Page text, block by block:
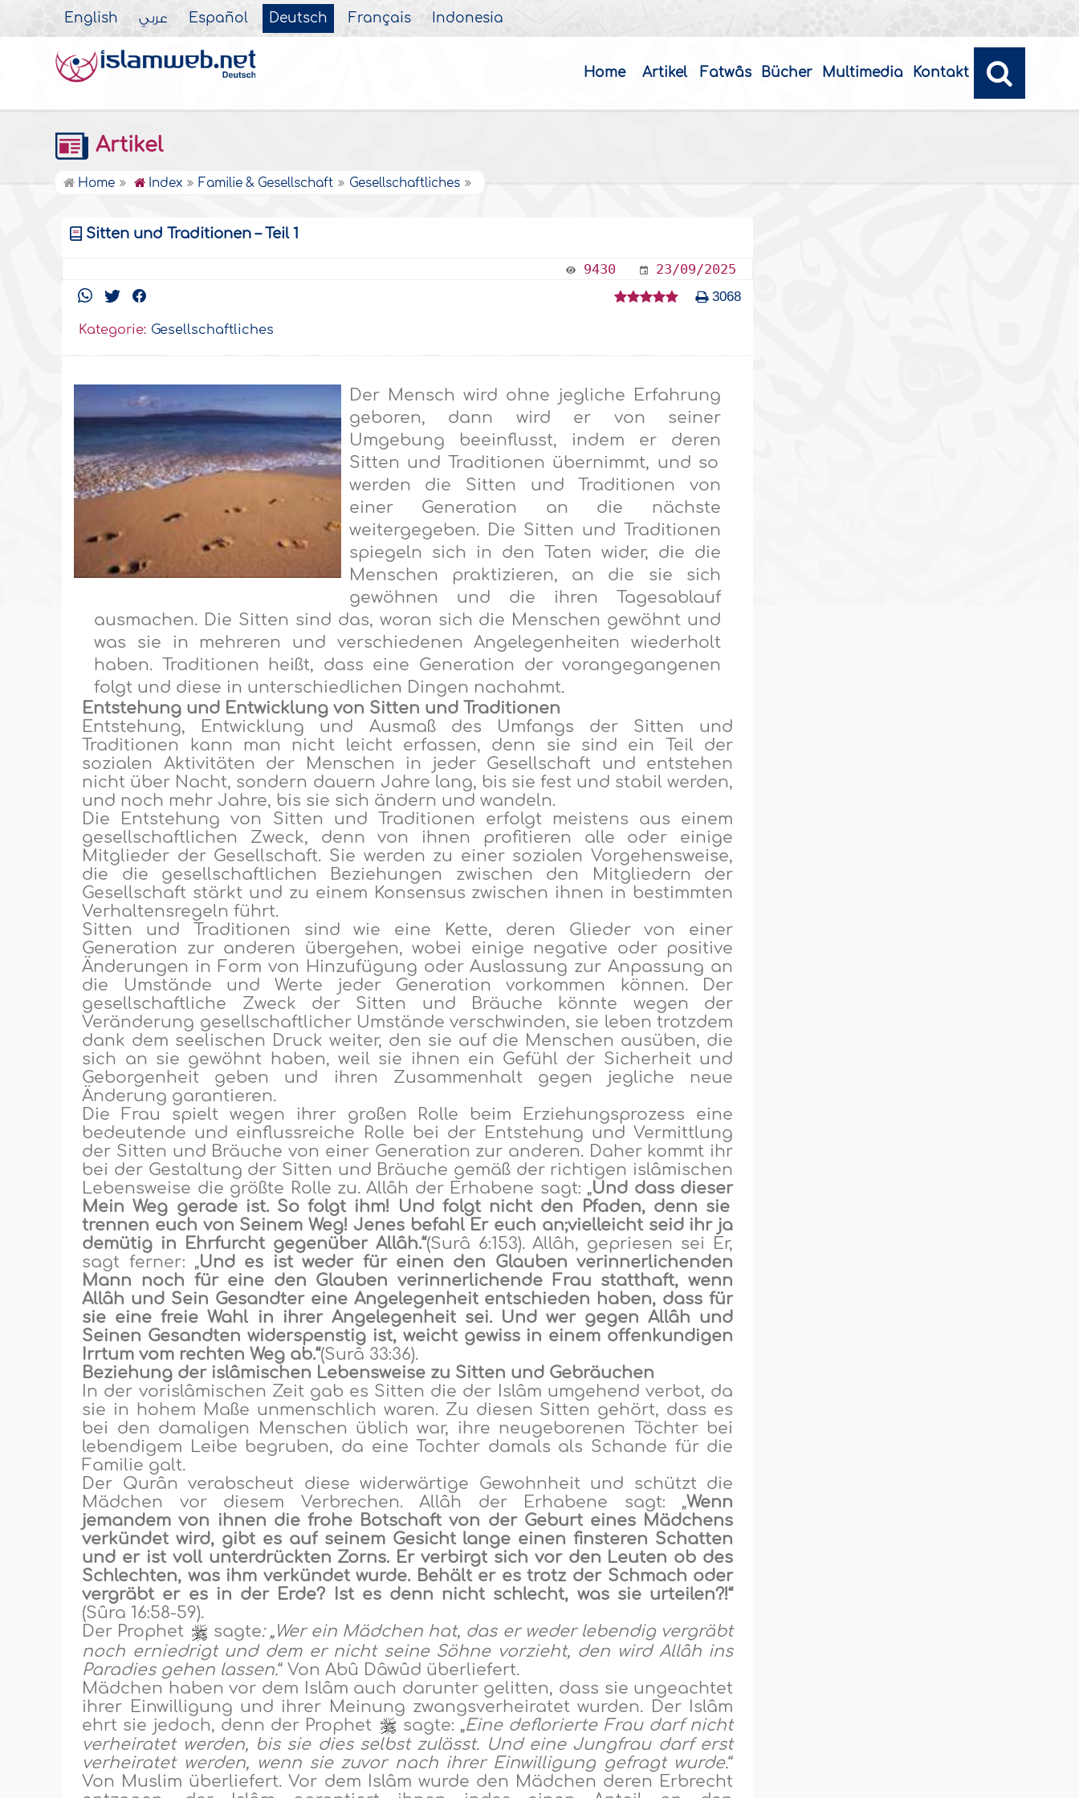
English عربي Español Deutsch Français Indonesia
Home Artikel Fatwâs Bücher Multimedia Kontakt
Artikel
Home Index Familie & Gesellschaft Gesellschaftliches
Sitten und Traditionen – Teil 1
9430 23/09/2025
3068
Kategorie: Gesellschaftliches
Der Mensch wird ohne jegliche Erfahrung
geboren, dann wird er von seiner
Umgebung beeinflusst, indem er deren
Sitten und Traditionen übernimmt, und so
werden die Sitten und Traditionen von
einer Generation an die nächste
weitergegeben. Die Sitten und Traditionen
spiegeln sich in den Taten wider, die die
Menschen praktizieren, an die sie sich
gewöhnen und die ihren Tagesablauf
ausmachen. Die Sitten sind das, woran sich die Menschen gewöhnt und
was sie in mehreren und verschiedenen Angelegenheiten wiederholt
haben. Traditionen heißt, dass eine Generation der vorangegangenen
folgt und diese in unterschiedlichen Dingen nachahmt.
Entstehung und Entwicklung von Sitten und Traditionen
Entstehung, Entwicklung und Ausmaß des Umfangs der Sitten und
Traditionen kann man nicht leicht erfassen, denn sie sind ein Teil der
sozialen Aktivitäten der Menschen in jeder Gesellschaft und entstehen
nicht über Nacht, sondern dauern Jahre lang, bis sie fest und stabil werden,
und noch mehr Jahre, bis sie sich ändern und wandeln.
Die Entstehung von Sitten und Traditionen erfolgtmeistens aus einem
gesellschaftlichen Zweck, denn von ihnen profitieren alle oder einige
Mitglieder der Gesellschaft. Sie werden zu einer sozialen Vorgehensweise,
die die gesellschaftlichen Beziehungen zwischen den Mitgliedern der
Gesellschaft stärkt und zu einem Konsensus zwischen ihnen in bestimmten
Verhaltensregeln führt.
Sitten und Traditionen sind wie eine Kette, deren Glieder von einer
Generation zur anderen übergehen, wobei einige negative oder positive
Änderungen in Form von Hinzufügung oder Auslassung zur Anpassung an
die Umstände und Werte jeder Generation vorkommen können. Der
gesellschaftliche Zweck derSitten und Bräuche könnte wegen der
Veränderung gesellschaftlicherUmstände verschwinden, sie leben trotzdem
dank dem seelischen Druck weiter, den sie auf die Menschen ausüben, die
sich an sie gewöhnt haben, weilsie ihnen ein Gefühl der Sicherheit und
Geborgenheit geben und ihren Zusammenhalt gegen jegliche neue
Änderung garantieren.
Die Frau spielt wegen ihrer großen Rolle beim Erziehungsprozess eine
bedeutende und einflussreiche Rolle bei der Entstehung und Vermittlung
der Sitten und Bräuche von einer Generation zur anderen. Daher kommt ihr
bei der Gestaltung der Sitten und Bräuche gemäß der richtigen islâmischen
Lebensweise die größte Rolle zu. Allâh der Erhabene sagt: „Und dass dieser
Mein Weg geradeist. So folgt ihm! Und folgt nicht den Pfaden, denn sie
trennen euch von Seinem Weg! Jenes befahlEr euch an;vielleicht seid ihr ja
demütig in Ehrfurcht gegenüber Allâh.“(Surâ 6:153).Allâh, gepriesen sei Er,
sagt ferner: „Und es ist weder für einen den Glauben verinnerlichenden
Mann noch für eine den Glauben verinnerlichende Frau statthaft, wenn
Allâh und Sein Gesandter eine Angelegenheit entschieden haben, dass für
sie eine freie Wahl in ihrer Angelegenheit sei. Und wer gegen Allâh und
Seinen Gesandten widerspenstig ist, weicht gewiss in einem offenkundigen
Irrtum vom rechten Weg ab.“(Surâ 33:36).
Beziehung der islâmischen Lebensweise zu Sitten und Gebräuchen
In der vorislâmischen Zeit gab es Sitten die der Islâm umgehend verbot, da
sie in hohem Maße unmenschlich waren. Zu diesen Sitten gehört, dass es
bei den damaligen Menschen üblich war, ihre neugeborenen Töchter bei
lebendigem Leibe begruben, da eine Tochter damals als Schande für die
Familie galt.
Der Qurân verabscheut diese widerwärtige Gewohnheit und schützt die
Mädchen vor diesem Verbrechen. Allâh der Erhabene sagt: „Wenn
jemandem von ihnen die frohe Botschaft von der Geburt eines Mädchens
verkündet wird, gibt es auf seinem Gesicht lange einen finsteren Schatten
und er ist voll unterdrückten Zorns. Er verbirgt sich vor den Leuten ob des
Schlechten, was ihm verkündet wurde. Behält er es trotz der Schmach oder
vergräbt er es in der Erde? Ist es denn nicht schlecht, was sie urteilen?!“
(Sûra 16:58-59).
Der Prophet
sagte: „Wer ein Mädchen hat, das er weder lebendig vergräbt
noch erniedrigt und dem er nicht seine Söhne vorzieht, den wird Allâh ins
Paradies gehen lassen.“ Von Abû Dâwûd überliefert.
Mädchen haben vor dem Islâm auch darunter gelitten, dass sie ungeachtet
ihrer Einwilligung und ihrer Meinung zwangsverheiratet wurden. Der Islâm
ehrt sie jedoch, denn der Prophet
sagte: „Eine deflorierte Frau darf nicht
verheiratet werden, bis sie dies selbst zulässt. Und eine Jungfrau darf erst
verheiratet werden, wenn sie zuvor nach ihrer Einwilligung gefragt wurde.“
Von Muslim überliefert. Vor dem Islâm wurde den Mädchen deren Erbrecht